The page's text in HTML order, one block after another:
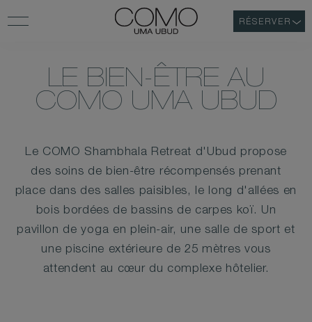
RÉSERVER
LE BIEN-ÊTRE AU
COMO UMA UBUD
Le COMO Shambhala Retreat d'Ubud propose
des soins de bien-être récompensés prenant
place dans des salles paisibles, le long d'allées en
bois bordées de bassins de carpes koï. Un
pavillon de yoga en plein-air, une salle de sport et
une piscine extérieure de 25 mètres vous
attendent au cœur du complexe hôtelier.